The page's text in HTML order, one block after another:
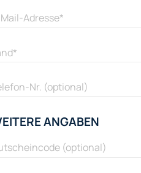
ANGABEN